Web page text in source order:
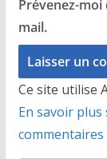
Prévenez-
mail.
Ce site utilise
En savoir